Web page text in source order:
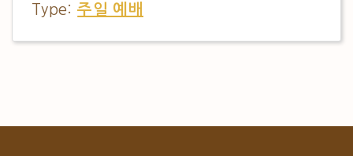
Type: 주일 예배